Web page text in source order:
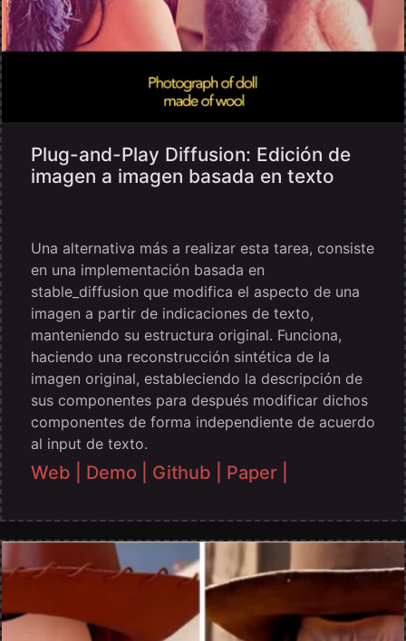
Plug-and-Play Diffusion: Edición de
imagen a imagen basada en texto
Una alternativa más a realizar esta tarea, consiste
en una implementación basada en
stable_diffusion que modifica el aspecto de una
imagen a partir de indicaciones de texto,
manteniendo su estructura original. Funciona,
haciendo una reconstrucción sintética de la
imagen original, estableciendo la descripción de
sus componentes para después modificar dichos
componentes de forma independiente de acuerdo
al input de texto.
Web | Demo | Github | Paper |